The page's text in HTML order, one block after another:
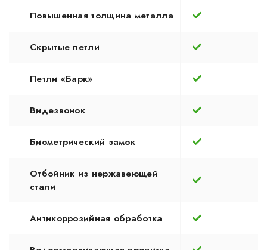
Повышенная толщина металла
Скрытые петли
Петли «Барк»
Видезвонок
Биометрический замок
Отбойник из нержавеющей
стали
Антикоррозийная обработка